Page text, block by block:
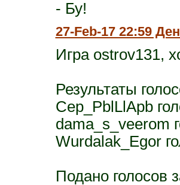
- Бу!
27-Feb-17 22:59
Игра ostrov131,
Результаты
Cep_PblLlApb
dama_s_veerom
Wurdalak_Egor
Подано голосов